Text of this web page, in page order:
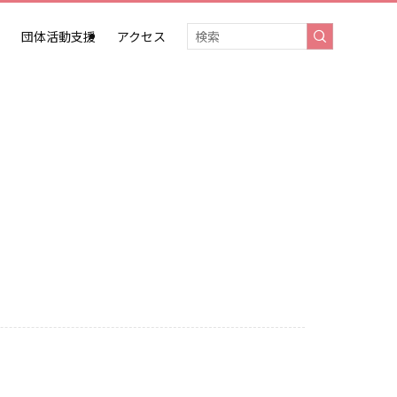
団体活動支援 アクセス